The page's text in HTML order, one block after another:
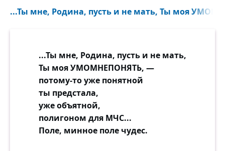
...Ты мне, Родина, пусть и не мать, Ты моя
...Ты мне, Родина, пусть и не мать,
Ты моя УМОМНЕПОНЯТЬ, —
потому-то yжe понятной
ты предстала,
уже объятной,
полигоном для МЧС...
Поле, минное поле чудес.